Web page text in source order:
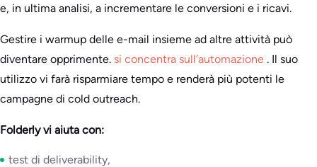
e, in ultima analisi, a incrementare le conversioni e i ricavi.
Gestire i warmup delle e-mail insieme ad altre attività può
diventare opprimente. si concentra sull’automazione . Il suo
utilizzo vi farà risparmiare tempo e renderà più potenti le
campagne di cold outreach.
Folderly vi aiuta con:
test di deliverability,